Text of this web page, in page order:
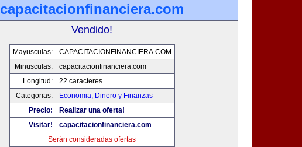
capacitacionfinanciera.com
Vendido!
Mayusculas:
CAPACITACIONFINANCIERA.COM
Minusculas:
capacitacionfinanciera.com
Longitud:
22 caracteres
Categorias:
Economia, Dinero y Finanzas
Precio:
Realizar una oferta!
Visitar!
capacitacionfinanciera.com
Serán consideradas ofertas